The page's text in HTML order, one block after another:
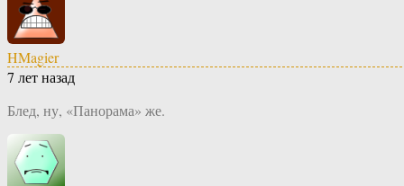
HMagier
7 лет назад
Блед, ну, «Панорама» же.